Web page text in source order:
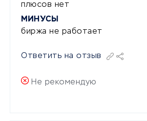
плюсов нет
МИНУСЫ
биржа не работает
Ответить на отзыв
Не рекомендую